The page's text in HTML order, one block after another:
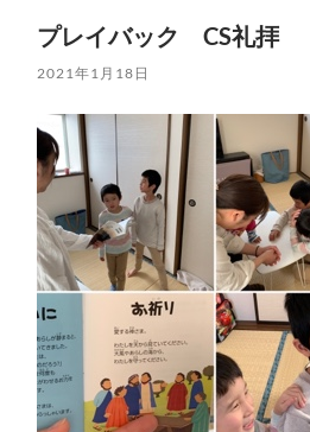
プレイバック CS礼拝
2021年1月18日